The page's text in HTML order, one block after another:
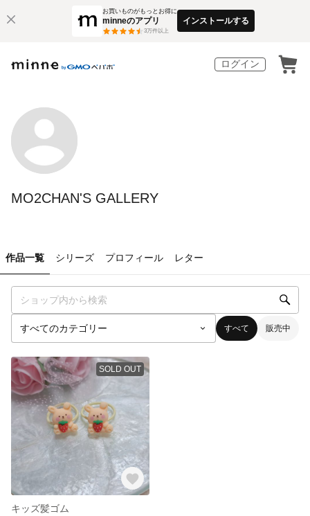
お買いものがもっとお得に
minneのアプリ
3万件以上
インストールする
ログイン
MO2CHAN'S GALLERY
作品一覧 シリーズ プロフィール レター
すべて 販売中
SOLD OUT
キッズ髪ゴム